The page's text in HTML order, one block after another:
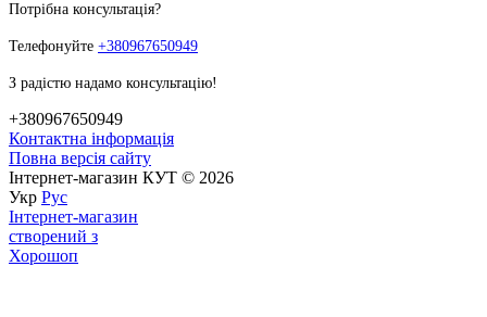
Потрібна консультація?
Телефонуйте +380967650949
З радістю надамо консультацію!
+380967650949
Контактна інформація
Повна версія сайту
Інтернет-магазин КУТ © 2026
Укр Рус
Інтернет-магазин
створений з
Хорошоп